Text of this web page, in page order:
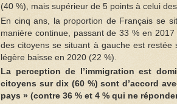
(40 %), mais supérieur de 5 points à celui
En cinq ans, la proportion de Français se
manière continue, passant de 33 % en
des citoyens se situant à gauche est
légère baisse en 2020 (22 %).
La perception de l’immigration est
citoyens sur dix (60 %) sont d’accord
pays » (contre 36 % et 4 % qui ne